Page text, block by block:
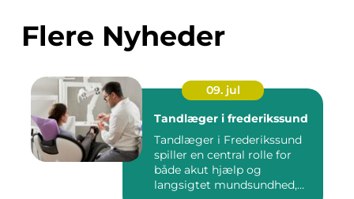
Flere Nyheder
09. jul
Tandlæger i frederikssund
Tandlæger i Frederikssund
spiller en central rolle for
både akut hjælp og
langsigtet mundsundhed,